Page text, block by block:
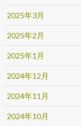
2025年3月
2025年2月
2025年1月
2024年12月
2024年11月
2024年10月